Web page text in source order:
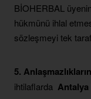
BİOHERBAL
hükmünü ihlal
sözleşmeyi tek
5.
ihtilaflarda Antalya